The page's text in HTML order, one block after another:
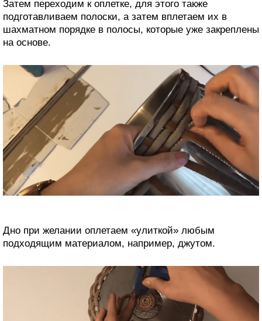
Затем переходим к оплетке, для этого также
подготавливаем полоски, а затем вплетаем их в
шахматном порядке в полосы, которые уже закреплены
на основе.
Дно при желании оплетаем «улиткой» любым
подходящим материалом, например, джутом.